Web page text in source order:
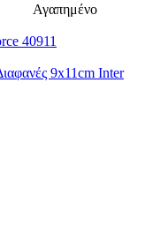
Αγαπημένο
40911